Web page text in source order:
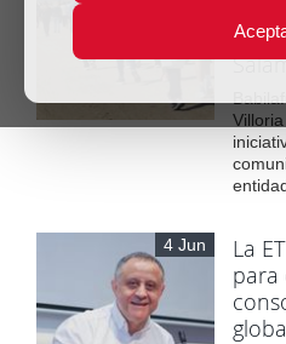
4 Jun
La
para